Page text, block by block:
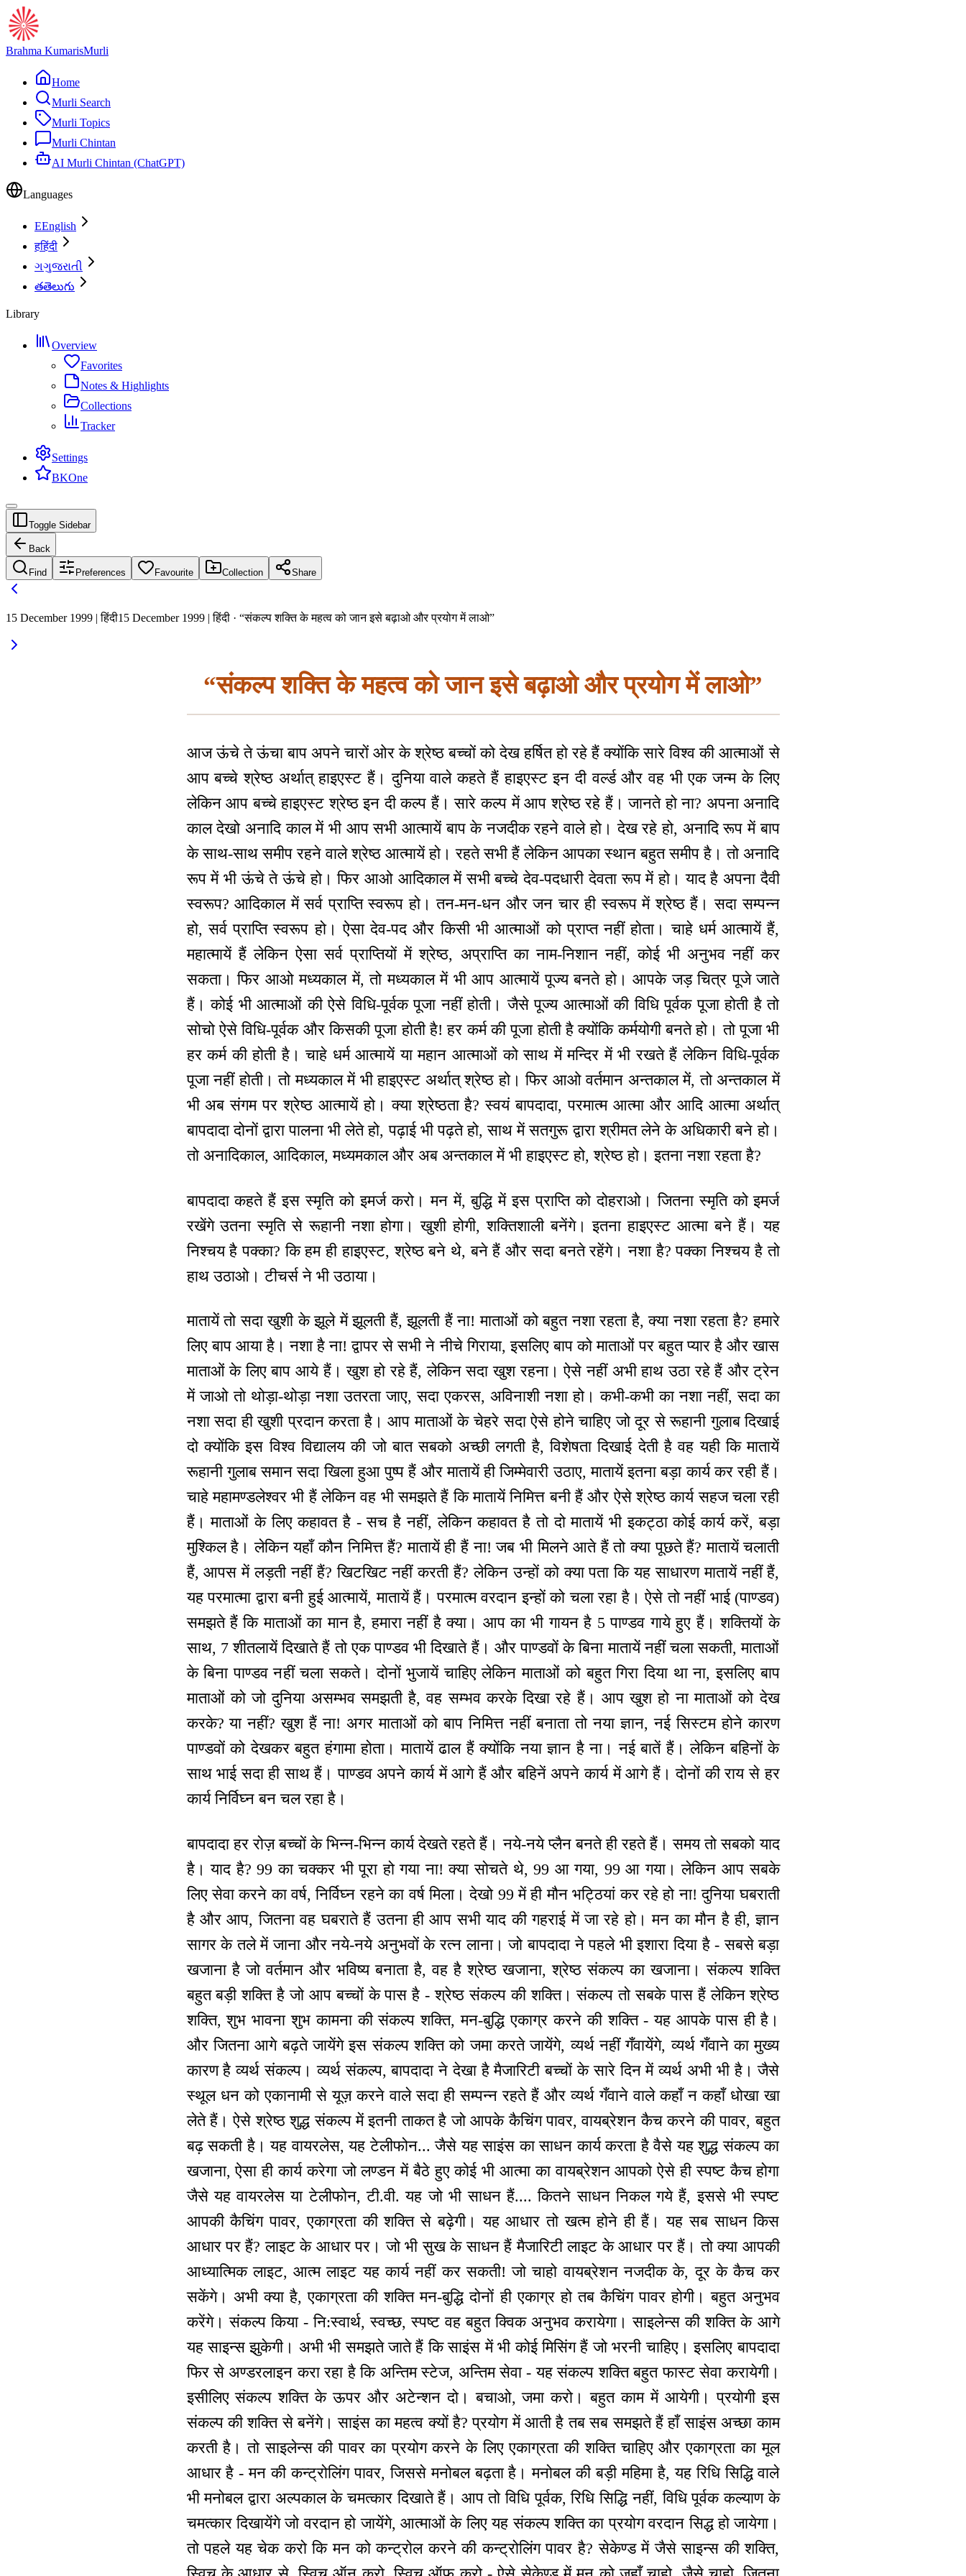
Brahma KumarisMurli
Home
Murli Search
Murli Topics
Murli Chintan
AI Murli Chintan (ChatGPT)
Languages
EEnglish
हहिंदी
ગગુજરાતી
తతెలుగు
Library
Overview
Favorites
Notes & Highlights
Collections
Tracker
Settings
BKOne
Toggle Sidebar
Back
Find Preferences Favourite Collection Share
15 December 1999 | हिंदी15 December 1999 | हिंदी · “संकल्प शक्ति के महत्व को जान इसे बढ़ाओ और प्रयोग में लाओ”
“संकल्प शक्ति के महत्व को जान इसे बढ़ाओ और प्रयोग में लाओ”
आज ऊंचे ते ऊंचा बाप अपने चारों ओर के श्रेष्ठ बच्चों को देख हर्षित हो रहे हैं क्योंकि सारे विश्व की आत्माओं से
आप बच्चे श्रेष्ठ अर्थात् हाइएस्ट हैं। दुनिया वाले कहते हैं हाइएस्ट इन दी वर्ल्ड और वह भी एक जन्म के लिए
लेकिन आप बच्चे हाइएस्ट श्रेष्ठ इन दी कल्प हैं। सारे कल्प में आप श्रेष्ठ रहे हैं। जानते हो ना? अपना अनादि
काल देखो अनादि काल में भी आप सभी आत्मायें बाप के नजदीक रहने वाले हो। देख रहे हो, अनादि रूप में बाप
के साथ-साथ समीप रहने वाले श्रेष्ठ आत्मायें हो। रहते सभी हैं लेकिन आपका स्थान बहुत समीप है। तो अनादि
रूप में भी ऊंचे ते ऊंचे हो। फिर आओ आदिकाल में सभी बच्चे देव-पदधारी देवता रूप में हो। याद है अपना दैवी
स्वरूप? आदिकाल में सर्व प्राप्ति स्वरूप हो। तन-मन-धन और जन चार ही स्वरूप में श्रेष्ठ हैं। सदा सम्पन्न
हो, सर्व प्राप्ति स्वरूप हो। ऐसा देव-पद और किसी भी आत्माओं को प्राप्त नहीं होता। चाहे धर्म आत्मायें हैं,
महात्मायें हैं लेकिन ऐसा सर्व प्राप्तियों में श्रेष्ठ, अप्राप्ति का नाम-निशान नहीं, कोई भी अनुभव नहीं कर
सकता। फिर आओ मध्यकाल में, तो मध्यकाल में भी आप आत्मायें पूज्य बनते हो। आपके जड़ चित्र पूजे जाते
हैं। कोई भी आत्माओं की ऐसे विधि-पूर्वक पूजा नहीं होती। जैसे पूज्य आत्माओं की विधि पूर्वक पूजा होती है तो
सोचो ऐसे विधि-पूर्वक और किसकी पूजा होती है! हर कर्म की पूजा होती है क्योंकि कर्मयोगी बनते हो। तो पूजा भी
हर कर्म की होती है। चाहे धर्म आत्मायें या महान आत्माओं को साथ में मन्दिर में भी रखते हैं लेकिन विधि-पूर्वक
पूजा नहीं होती। तो मध्यकाल में भी हाइएस्ट अर्थात् श्रेष्ठ हो। फिर आओ वर्तमान अन्तकाल में, तो अन्तकाल में
भी अब संगम पर श्रेष्ठ आत्मायें हो। क्या श्रेष्ठता है? स्वयं बापदादा, परमात्म आत्मा और आदि आत्मा अर्थात्
बापदादा दोनों द्वारा पालना भी लेते हो, पढ़ाई भी पढ़ते हो, साथ में सतगुरू द्वारा श्रीमत लेने के अधिकारी बने हो।
तो अनादिकाल, आदिकाल, मध्यमकाल और अब अन्तकाल में भी हाइएस्ट हो, श्रेष्ठ हो। इतना नशा रहता है?
बापदादा कहते हैं इस स्मृति को इमर्ज करो। मन में, बुद्धि में इस प्राप्ति को दोहराओ। जितना स्मृति को इमर्ज
रखेंगे उतना स्मृति से रूहानी नशा होगा। खुशी होगी, शक्तिशाली बनेंगे। इतना हाइएस्ट आत्मा बने हैं। यह
निश्चय है पक्का? कि हम ही हाइएस्ट, श्रेष्ठ बने थे, बने हैं और सदा बनते रहेंगे। नशा है? पक्का निश्चय है तो
हाथ उठाओ। टीचर्स ने भी उठाया।
मातायें तो सदा खुशी के झूले में झूलती हैं, झूलती हैं ना! माताओं को बहुत नशा रहता है, क्या नशा रहता है? हमारे
लिए बाप आया है। नशा है ना! द्वापर से सभी ने नीचे गिराया, इसलिए बाप को माताओं पर बहुत प्यार है और खास
माताओं के लिए बाप आये हैं। खुश हो रहे हैं, लेकिन सदा खुश रहना। ऐसे नहीं अभी हाथ उठा रहे हैं और ट्रेन
में जाओ तो थोड़ा-थोड़ा नशा उतरता जाए, सदा एकरस, अविनाशी नशा हो। कभी-कभी का नशा नहीं, सदा का
नशा सदा ही खुशी प्रदान करता है। आप माताओं के चेहरे सदा ऐसे होने चाहिए जो दूर से रूहानी गुलाब दिखाई
दो क्योंकि इस विश्व विद्यालय की जो बात सबको अच्छी लगती है, विशेषता दिखाई देती है वह यही कि मातायें
रूहानी गुलाब समान सदा खिला हुआ पुष्प हैं और मातायें ही जिम्मेवारी उठाए, मातायें इतना बड़ा कार्य कर रही हैं।
चाहे महामण्डलेश्वर भी हैं लेकिन वह भी समझते हैं कि मातायें निमित्त बनी हैं और ऐसे श्रेष्ठ कार्य सहज चला रही
हैं। माताओं के लिए कहावत है - सच है नहीं, लेकिन कहावत है तो दो मातायें भी इकट्ठा कोई कार्य करें, बड़ा
मुश्किल है। लेकिन यहाँ कौन निमित्त हैं? मातायें ही हैं ना! जब भी मिलने आते हैं तो क्या पूछते हैं? मातायें चलाती
हैं, आपस में लड़ती नहीं हैं? खिटखिट नहीं करती हैं? लेकिन उन्हों को क्या पता कि यह साधारण मातायें नहीं हैं,
यह परमात्मा द्वारा बनी हुई आत्मायें, मातायें हैं। परमात्म वरदान इन्हों को चला रहा है। ऐसे तो नहीं भाई (पाण्डव)
समझते हैं कि माताओं का मान है, हमारा नहीं है क्या। आप का भी गायन है 5 पाण्डव गाये हुए हैं। शक्तियों के
साथ, 7 शीतलायें दिखाते हैं तो एक पाण्डव भी दिखाते हैं। और पाण्डवों के बिना मातायें नहीं चला सकती, माताओं
के बिना पाण्डव नहीं चला सकते। दोनों भुजायें चाहिए लेकिन माताओं को बहुत गिरा दिया था ना, इसलिए बाप
माताओं को जो दुनिया असम्भव समझती है, वह सम्भव करके दिखा रहे हैं। आप खुश हो ना माताओं को देख
करके? या नहीं? खुश हैं ना! अगर माताओं को बाप निमित्त नहीं बनाता तो नया ज्ञान, नई सिस्टम होने कारण
पाण्डवों को देखकर बहुत हंगामा होता। मातायें ढाल हैं क्योंकि नया ज्ञान है ना। नई बातें हैं। लेकिन बहिनों के
साथ भाई सदा ही साथ हैं। पाण्डव अपने कार्य में आगे हैं और बहिनें अपने कार्य में आगे हैं। दोनों की राय से हर
कार्य निर्विघ्न बन चल रहा है।
बापदादा हर रोज़ बच्चों के भिन्न-भिन्न कार्य देखते रहते हैं। नये-नये प्लैन बनते ही रहते हैं। समय तो सबको याद
है। याद है? 99 का चक्कर भी पूरा हो गया ना! क्या सोचते थे, 99 आ गया, 99 आ गया। लेकिन आप सबके
लिए सेवा करने का वर्ष, निर्विघ्न रहने का वर्ष मिला। देखो 99 में ही मौन भट्ठियां कर रहे हो ना! दुनिया घबराती
है और आप, जितना वह घबराते हैं उतना ही आप सभी याद की गहराई में जा रहे हो। मन का मौन है ही, ज्ञान
सागर के तले में जाना और नये-नये अनुभवों के रत्न लाना। जो बापदादा ने पहले भी इशारा दिया है - सबसे बड़ा
खजाना है जो वर्तमान और भविष्य बनाता है, वह है श्रेष्ठ खजाना, श्रेष्ठ संकल्प का खजाना। संकल्प शक्ति
बहुत बड़ी शक्ति है जो आप बच्चों के पास है - श्रेष्ठ संकल्प की शक्ति। संकल्प तो सबके पास हैं लेकिन श्रेष्ठ
शक्ति, शुभ भावना शुभ कामना की संकल्प शक्ति, मन-बुद्धि एकाग्र करने की शक्ति - यह आपके पास ही है।
और जितना आगे बढ़ते जायेंगे इस संकल्प शक्ति को जमा करते जायेंगे, व्यर्थ नहीं गँवायेंगे, व्यर्थ गँवाने का मुख्य
कारण है व्यर्थ संकल्प। व्यर्थ संकल्प, बापदादा ने देखा है मैजारिटी बच्चों के सारे दिन में व्यर्थ अभी भी है। जैसे
स्थूल धन को एकानामी से यूज़ करने वाले सदा ही सम्पन्न रहते हैं और व्यर्थ गँवाने वाले कहाँ न कहाँ धोखा खा
लेते हैं। ऐसे श्रेष्ठ शुद्ध संकल्प में इतनी ताकत है जो आपके कैचिंग पावर, वायब्रेशन कैच करने की पावर, बहुत
बढ़ सकती है। यह वायरलेस, यह टेलीफोन... जैसे यह साइंस का साधन कार्य करता है वैसे यह शुद्ध संकल्प का
खजाना, ऐसा ही कार्य करेगा जो लण्डन में बैठे हुए कोई भी आत्मा का वायब्रेशन आपको ऐसे ही स्पष्ट कैच होगा
जैसे यह वायरलेस या टेलीफोन, टी.वी. यह जो भी साधन हैं.... कितने साधन निकल गये हैं, इससे भी स्पष्ट
आपकी कैचिंग पावर, एकाग्रता की शक्ति से बढ़ेगी। यह आधार तो खत्म होने ही हैं। यह सब साधन किस
आधार पर हैं? लाइट के आधार पर। जो भी सुख के साधन हैं मैजारिटी लाइट के आधार पर हैं। तो क्या आपकी
आध्यात्मिक लाइट, आत्म लाइट यह कार्य नहीं कर सकती! जो चाहो वायब्रेशन नजदीक के, दूर के कैच कर
सकेंगे। अभी क्या है, एकाग्रता की शक्ति मन-बुद्धि दोनों ही एकाग्र हो तब कैचिंग पावर होगी। बहुत अनुभव
करेंगे। संकल्प किया - नि:स्वार्थ, स्वच्छ, स्पष्ट वह बहुत क्विक अनुभव करायेगा। साइलेन्स की शक्ति के आगे
यह साइन्स झुकेगी। अभी भी समझते जाते हैं कि साइंस में भी कोई मिसिंग हैं जो भरनी चाहिए। इसलिए बापदादा
फिर से अण्डरलाइन करा रहा है कि अन्तिम स्टेज, अन्तिम सेवा - यह संकल्प शक्ति बहुत फास्ट सेवा करायेगी।
इसीलिए संकल्प शक्ति के ऊपर और अटेन्शन दो। बचाओ, जमा करो। बहुत काम में आयेगी। प्रयोगी इस
संकल्प की शक्ति से बनेंगे। साइंस का महत्व क्यों है? प्रयोग में आती है तब सब समझते हैं हाँ साइंस अच्छा काम
करती है। तो साइलेन्स की पावर का प्रयोग करने के लिए एकाग्रता की शक्ति चाहिए और एकाग्रता का मूल
आधार है - मन की कन्ट्रोलिंग पावर, जिससे मनोबल बढ़ता है। मनोबल की बड़ी महिमा है, यह रिधि सिद्धि वाले
भी मनोबल द्वारा अल्पकाल के चमत्कार दिखाते हैं। आप तो विधि पूर्वक, रिधि सिद्धि नहीं, विधि पूर्वक कल्याण के
चमत्कार दिखायेंगे जो वरदान हो जायेंगे, आत्माओं के लिए यह संकल्प शक्ति का प्रयोग वरदान सिद्ध हो जायेगा।
तो पहले यह चेक करो कि मन को कन्ट्रोल करने की कन्ट्रोलिंग पावर है? सेकेण्ड में जैसे साइन्स की शक्ति,